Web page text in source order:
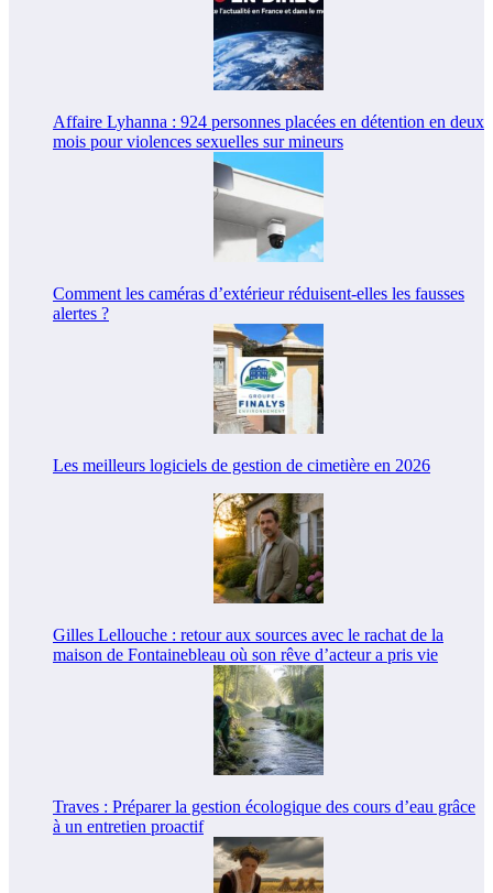
Affaire Lyhanna : 924 personnes placées en détention en deux
mois pour violences sexuelles sur mineurs
Comment les caméras d’extérieur réduisent-elles les fausses
alertes ?
Les meilleurs logiciels de gestion de cimetière en 2026
Gilles Lellouche : retour aux sources avec le rachat de la
maison de Fontainebleau où son rêve d’acteur a pris vie
Traves : Préparer la gestion écologique des cours d’eau grâce
à un entretien proactif